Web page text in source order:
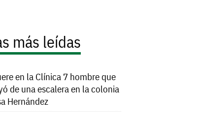
más leídas
en la Clínica 7 hombre que
de una escalera en la colonia
Hernández